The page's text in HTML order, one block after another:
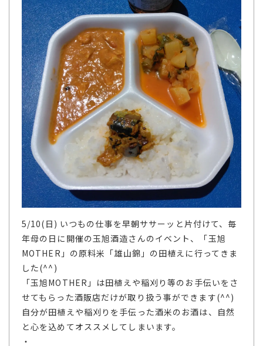
5/10(日) いつもの仕事を早朝ササーッと片付けて、毎
年母の日に開催の玉旭酒造さんのイベント、「玉旭
MOTHER」の原料米「雄山錦」の田植えに行ってきま
した(^^)
「玉旭MOTHER」は田植えや稲刈り等のお手伝いをさ
せてもらった酒販店だけが取り扱う事ができます(^^)
自分が田植えや稲刈りを手伝った酒米のお酒は、自然
と心を込めてオススメしてしまいます。
・